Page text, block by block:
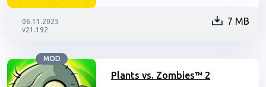
06.11.2025
v21.192
7 MB
MOD
Plants vs. Zombies™ 2